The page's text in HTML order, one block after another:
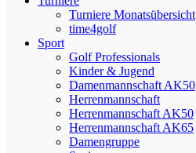
Turniere Monatsübersicht
time4golf
Sport
Golf Professionals
Kinder & Jugend
Damenmannschaft AK50
Herrenmannschaft
Herrenmannschaft AK50
Herrenmannschaft AK65
Damengruppe